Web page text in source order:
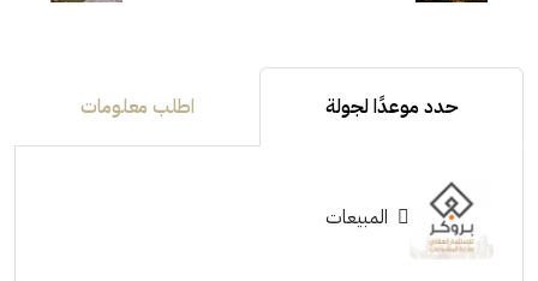
حدد موعدًا لجولة اطلب معلومات
المبيعات